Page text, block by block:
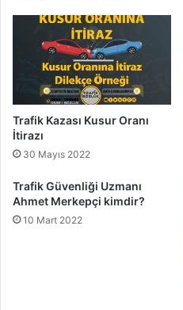
Trafik Kazası Kusur Oranı
İtirazı
30 Mayıs 2022
Trafik Güvenliği Uzmanı
Ahmet Merkepçi kimdir?
10 Mart 2022